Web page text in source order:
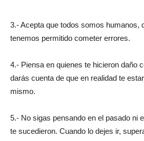
3.- Acepta que todos somos humanos,
tenemos permitido cometer errores.
4.- Piensa en quienes te hicieron daño
darás cuenta de que en realidad te
mismo.
5.- No sigas pensando en el pasado ni
te sucedieron. Cuando lo dejes ir,